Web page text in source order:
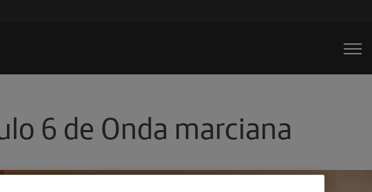
6 de Onda marciana